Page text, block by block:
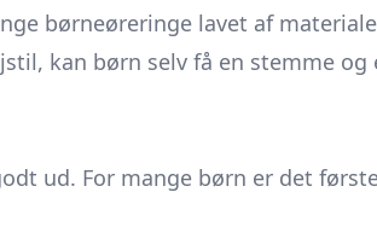
børneøreringe lavet af
kan børn selv få en stemme
ud. For mange børn er det